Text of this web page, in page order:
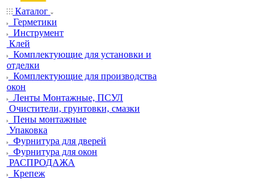
Каталог
Герметики
Инструмент
Клей
Комплектующие для установки и
отделки
Комплектующие для производства
окон
Ленты Монтажные, ПСУЛ
Очистители, грунтовки, смазки
Пены монтажные
Упаковка
Фурнитура для дверей
Фурнитура для окон
РАСПРОДАЖА
Крепеж